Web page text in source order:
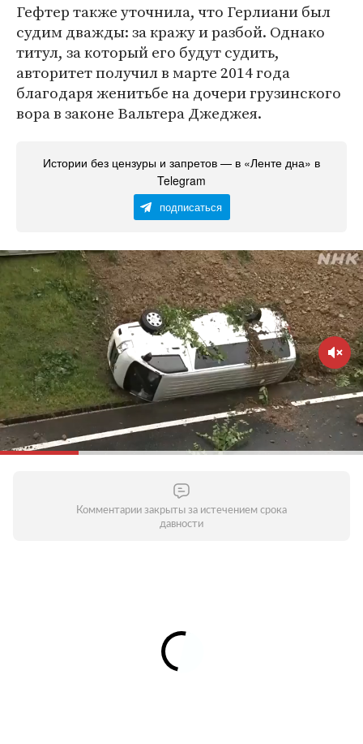
Гефтер также уточнила, что Герлиани был
судим дважды: за кражу и разбой. Однако
титул, за который его будут судить,
авторитет получил в марте 2014 года
благодаря женитьбе на дочери грузинского
вора в законе Вальтера Джеджея.
Истории без цензуры и запретов — в «Ленте дна» в
Telegram
подписаться
Комментарии закрыты за истечением срока
давности